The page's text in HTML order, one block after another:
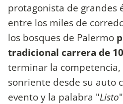
protagonista de grandes
entre los miles de
los bosques de Palermo
tradicional carrera de
terminar la competencia,
sonriente desde su auto
evento y la palabra "Listo